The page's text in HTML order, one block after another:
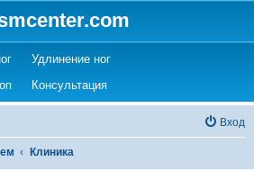
(Opens a new tab)
Удлинение ног(Opens a new tab)
(Opens a new tab)
Консультация(Opens a new tab)
Вход
Клиника